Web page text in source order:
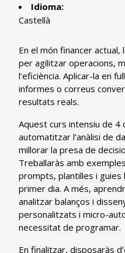
Idioma:
Castellà
En el món financer actual,
per agilitzar operacions,
l’eficiència. Aplicar-la en
informes o correus
resultats reals.
Aquest curs intensiu de
automatitzar l’anàlisi de
millorar la presa de
Treballaràs amb
prompts, plantilles i
primer dia. A més,
analitzar balanços i
personalitzats i micro-
necessitat de programar.
En finalitzar, disposaràs